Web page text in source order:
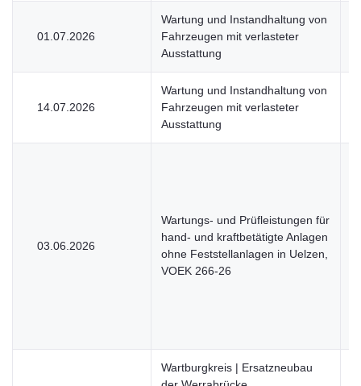
01.07.2026
Wartung und Instandhaltung von
Fahrzeugen mit verlasteter
Ausstattung
14.07.2026
Wartung und Instandhaltung von
Fahrzeugen mit verlasteter
Ausstattung
03.06.2026
Wartungs- und Prüfleistungen für
hand- und kraftbetätigte Anlagen
ohne Feststellanlagen in Uelzen,
VOEK 266-26
Wartburgkreis | Ersatzneubau